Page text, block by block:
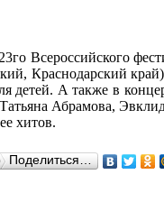
Всероссийского
Краснодарский
детей. А также в
Абрамова,
хитов.
Поделиться…